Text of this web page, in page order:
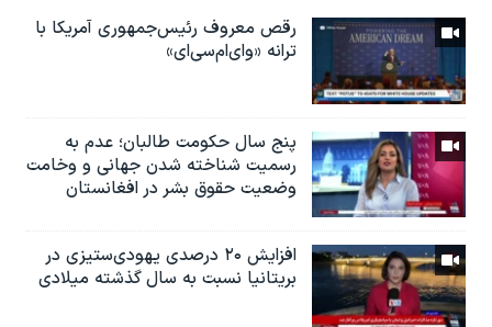
رقص معروف رئیس‌جمهوری آمریکا با
ترانه «وای‌ام‌سی‌ای»
پنج سال حکومت طالبان؛ عدم به
رسمیت شناخته شدن جهانی و وخامت
وضعیت حقوق بشر در افغانستان
افزایش ۲۰ درصدی یهودی‌ستیزی در
بریتانیا نسبت به سال گذشته میلادی